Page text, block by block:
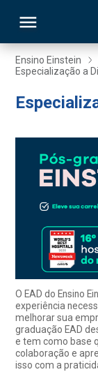
Ensino Einstein
Especialização a
O EAD do Ensino
experiência
melhorar sua
graduação EAD
e tem como base
colaboração e
isso com a